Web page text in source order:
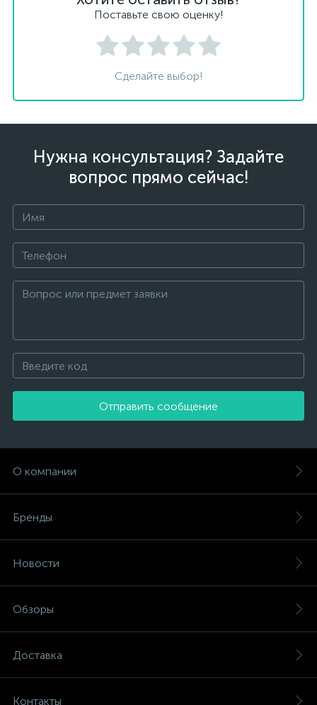
Поставьте свою оценку!
Сделайте выбор!
Нужна консультация? Задайте
вопрос прямо сейчас!
Отправить сообщение
О компании
Бренды
Новости
Обзоры
Доставка
Контакты